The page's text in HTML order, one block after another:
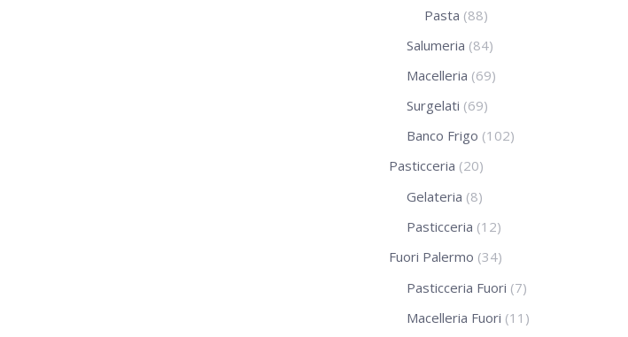
Pasta (88)
Salumeria (84)
Macelleria (69)
Surgelati (69)
Banco Frigo (102)
Pasticceria (20)
Gelateria (8)
Pasticceria (12)
Fuori Palermo (34)
Pasticceria Fuori (7)
Macelleria Fuori (11)